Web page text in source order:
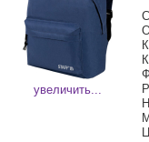
увеличить...